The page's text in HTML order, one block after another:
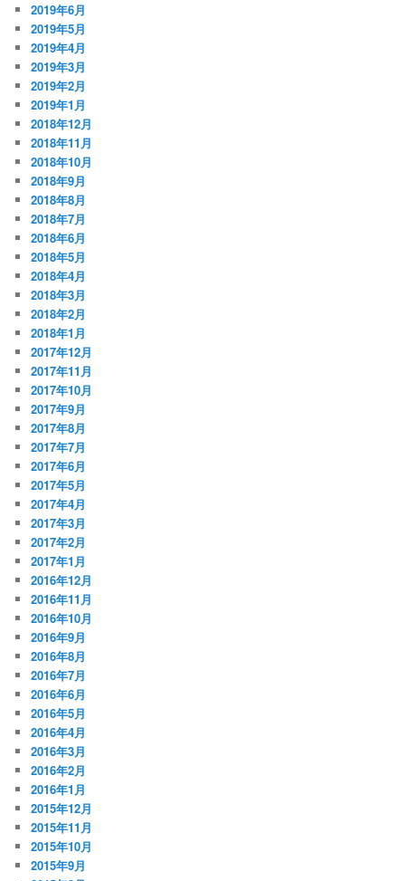
2019年6月
2019年5月
2019年4月
2019年3月
2019年2月
2019年1月
2018年12月
2018年11月
2018年10月
2018年9月
2018年8月
2018年7月
2018年6月
2018年5月
2018年4月
2018年3月
2018年2月
2018年1月
2017年12月
2017年11月
2017年10月
2017年9月
2017年8月
2017年7月
2017年6月
2017年5月
2017年4月
2017年3月
2017年2月
2017年1月
2016年12月
2016年11月
2016年10月
2016年9月
2016年8月
2016年7月
2016年6月
2016年5月
2016年4月
2016年3月
2016年2月
2016年1月
2015年12月
2015年11月
2015年10月
2015年9月